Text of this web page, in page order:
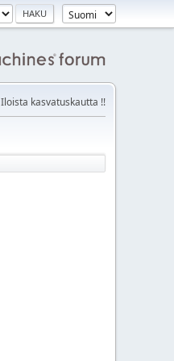
Iloista kasvatuskautta !!